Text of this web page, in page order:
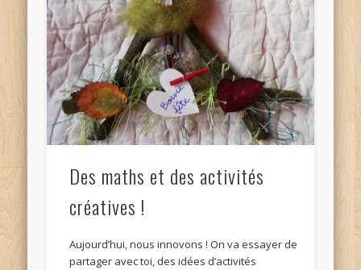
Des maths et des activités
créatives !
Aujourd’hui, nous innovons ! On va essayer de
partager avec toi, des idées d’activités